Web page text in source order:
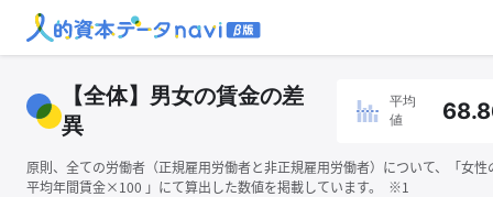
【全体】男女の賃金の差
異
平均
値
原則、全ての労働者（正規雇用労働者と非正規雇用労働者）について、「女
平均年間賃金×100 」にて算出した数値を掲載しています。 ※1